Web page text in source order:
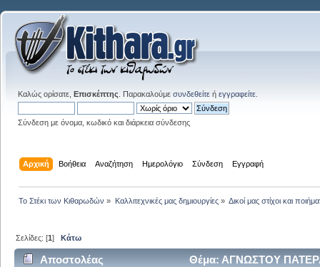
Καλώς ορίσατε, Επισκέπτης . Παρακαλούμε συνδεθείτε ή εγγραφείτε
Σύνδεση με όνομα, κωδικό και διάρκεια σύνδεσης
Αρχική Βοήθεια Αναζήτηση Ημερολόγιο Σύνδεση Εγγραφή
Το Στέκι των Κιθαρωδών » Καλλιτεχνικές μας δημιουργίες» Δικοί μας στίχοι και
Σελίδες: [1]Κάτω
Αποστολέας Θέμα: ΑΓΝΩΣΤΟΥ